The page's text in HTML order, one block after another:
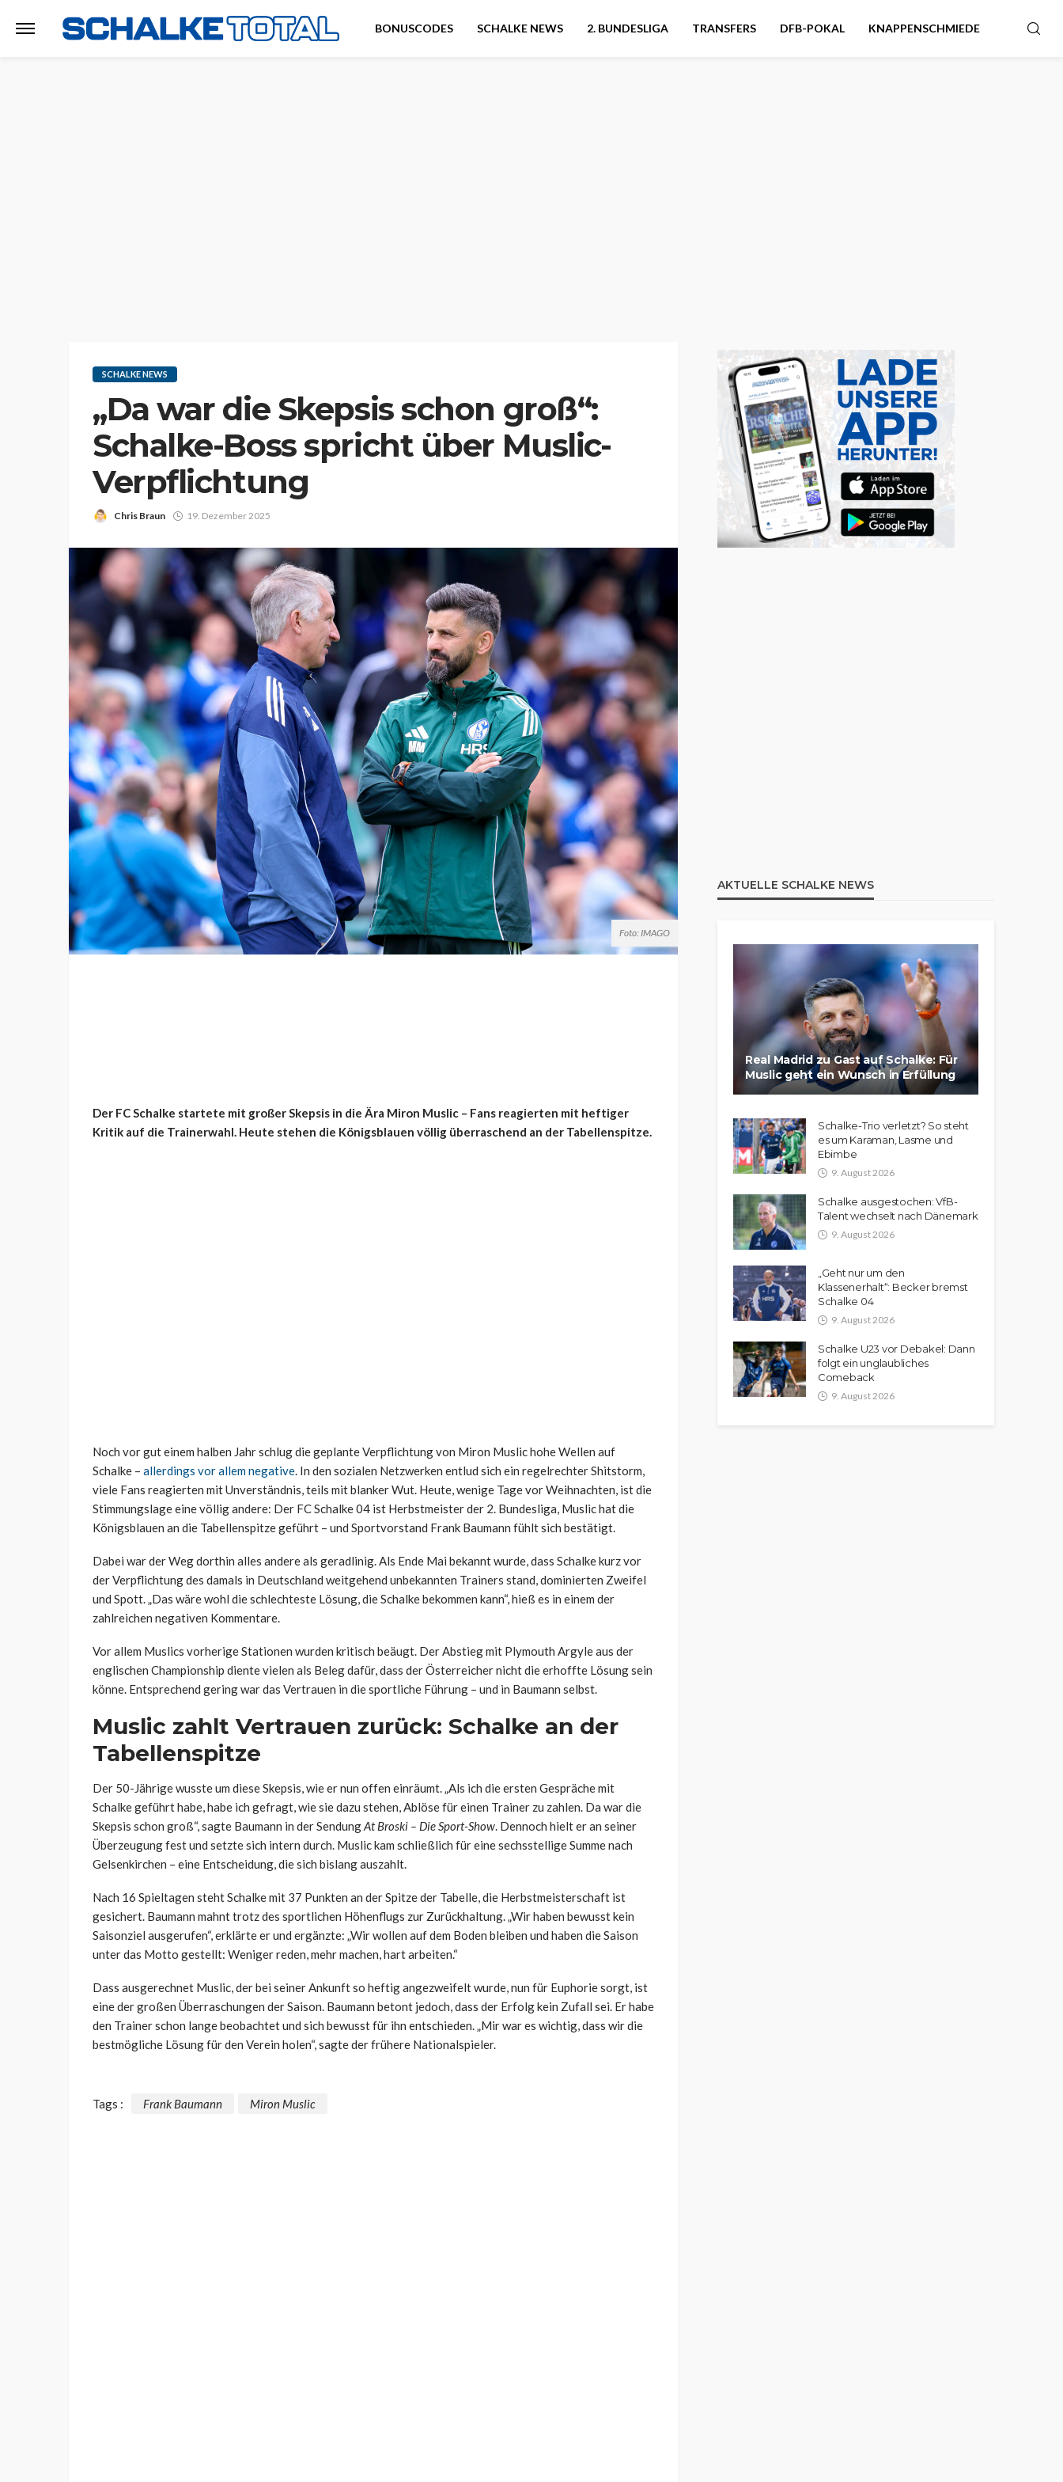
BONUSCODES SCHALKE NEWS 2. BUNDESLIGA TRANSFERS DFB-POKAL KNAPPENSCHMIEDE
SCHALKE NEWS
„Da war die Skepsis schon groß“:
Schalke-Boss spricht über Muslic-
Verpflichtung
Chris Braun 19. Dezember 2025
Foto: IMAGO
Der FC Schalke startete mit großer Skepsis in die Ära Miron Muslic – Fans reagierten mit heftiger
Kritik auf die Trainerwahl. Heute stehen die Königsblauen völlig überraschend an der Tabellenspitze.
Noch vor gut einem halben Jahr schlug die geplante Verpflichtung von Miron Muslic hohe Wellen auf
Schalke – allerdings vor allem negative. In den sozialen Netzwerken entlud sich ein regelrechter Shitstorm,
viele Fans reagierten mit Unverständnis, teils mit blanker Wut. Heute, wenige Tage vor Weihnachten, ist die
Stimmungslage eine völlig andere: Der FC Schalke 04 ist Herbstmeister der 2. Bundesliga, Muslic hat die
Königsblauen an die Tabellenspitze geführt – und Sportvorstand Frank Baumann fühlt sich bestätigt.
Dabei war der Weg dorthin alles andere als geradlinig. Als Ende Mai bekannt wurde, dass Schalke kurz vor
der Verpflichtung des damals in Deutschland weitgehend unbekannten Trainers stand, dominierten Zweifel
und Spott. „Das wäre wohl die schlechteste Lösung, die Schalke bekommen kann“, hieß es in einem der
zahlreichen negativen Kommentare.
Vor allem Muslics vorherige Stationen wurden kritisch beäugt. Der Abstieg mit Plymouth Argyle aus der
englischen Championship diente vielen als Beleg dafür, dass der Österreicher nicht die erhoffte Lösung sein
könne. Entsprechend gering war das Vertrauen in die sportliche Führung – und in Baumann selbst.
Muslic zahlt Vertrauen zurück: Schalke an der
Tabellenspitze
Der 50-Jährige wusste um diese Skepsis, wie er nun offen einräumt. „Als ich die ersten Gespräche mit
Schalke geführt habe, habe ich gefragt, wie sie dazu stehen, Ablöse für einen Trainer zu zahlen. Da war die
Skepsis schon groß“, sagte Baumann in der SendungAt Broski – Die Sport-Show. Dennoch hielt er an seiner
Überzeugung fest und setzte sich intern durch. Muslic kam schließlich für eine sechsstellige Summe nach
Gelsenkirchen – eine Entscheidung, die sich bislang auszahlt.
Nach 16 Spieltagen steht Schalke mit 37 Punkten an der Spitze der Tabelle, die Herbstmeisterschaft ist
gesichert. Baumann mahnt trotz des sportlichen Höhenflugs zur Zurückhaltung. „Wir haben bewusst kein
Saisonziel ausgerufen“, erklärte er und ergänzte: „Wir wollen auf dem Boden bleiben und haben die Saison
unter das Motto gestellt: Weniger reden, mehr machen, hart arbeiten.“
Dass ausgerechnet Muslic, der bei seiner Ankunft so heftig angezweifelt wurde, nun für Euphorie sorgt, ist
eine der großen Überraschungen der Saison. Baumann betont jedoch, dass der Erfolg kein Zufall sei. Er habe
den Trainer schon lange beobachtet und sich bewusst für ihn entschieden. „Mir war es wichtig, dass wir die
bestmögliche Lösung für den Verein holen“, sagte der frühere Nationalspieler.
Tags : Frank Baumann Miron Muslic
AKTUELLE SCHALKE NEWS
Real Madrid zu Gast auf Schalke: Für
Muslic geht ein Wunsch in Erfüllung
Schalke-Trio verletzt? So steht
es um Karaman, Lasme und
Ebimbe
9. August 2026
Schalke ausgestochen: VfB-
Talent wechselt nach Dänemark
9. August 2026
„Geht nur um den
Klassenerhalt“: Becker bremst
Schalke 04
9. August 2026
Schalke U23 vor Debakel: Dann
folgt ein unglaubliches
Comeback
9. August 2026